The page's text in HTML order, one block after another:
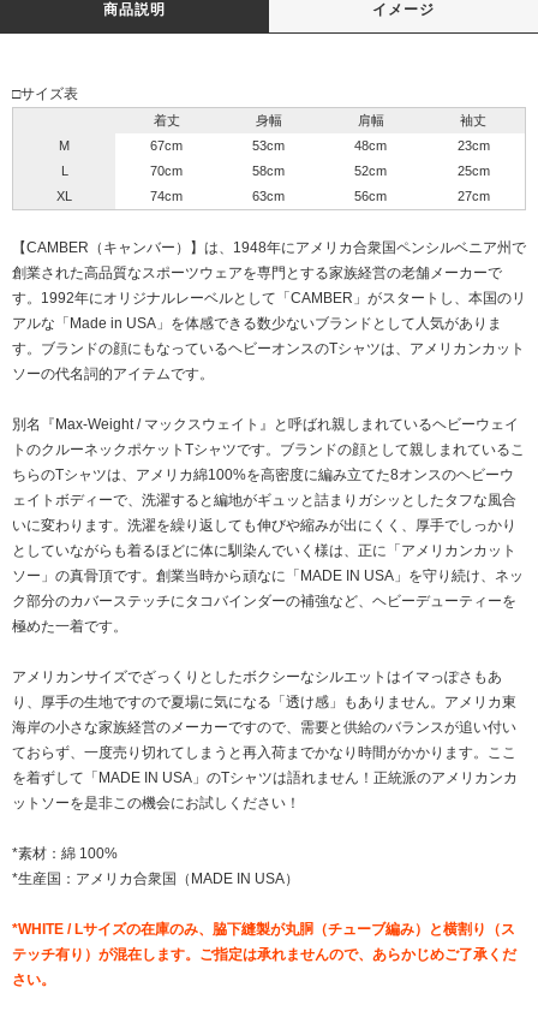
商品説明 イメージ
□サイズ表
着丈 身幅 肩幅
袖丈
M
67cm 53cm 48cm
23cm
L
70cm 58cm 52cm
25cm
XL
74cm 63cm 56cm 27cm
【CAMBER（キャンバー）】は、1948年にアメリカ合衆国ペンシルベニア州で
創業された高品質なスポーツウェアを専門とする家族経営の老舗メーカーで
す。1992年にオリジナルレーベルとして「CAMBER」がスタートし、本国のリ
アルな「Made in USA」を体感できる数少ないブランドとして人気がありま
す。ブランドの顔にもなっているヘビーオンスのTシャツは、アメリカンカット
ソーの代名詞的アイテムです。
別名『Max-Weight / マックスウェイト』と呼ばれ親しまれているヘビーウェイ
トのクルーネックポケットTシャツです。ブランドの顔として親しまれているこ
ちらのTシャツは、アメリカ綿100%を高密度に編み立てた8オンスのヘビーウ
ェイトボディーで、洗濯すると編地がギュッと詰まりガシッとしたタフな風合
いに変わります。洗濯を繰り返しても伸びや縮みが出にくく、厚手でしっかり
としていながらも着るほどに体に馴染んでいく様は、正に「アメリカンカット
ソー」の真骨頂です。創業当時から頑なに「MADE IN USA」を守り続け、ネッ
ク部分のカバーステッチにタコバインダーの補強など、ヘビーデューティーを
極めた一着です。
アメリカンサイズでざっくりとしたボクシーなシルエットはイマっぽさもあ
り、厚手の生地ですので夏場に気になる「透け感」もありません。アメリカ東
海岸の小さな家族経営のメーカーですので、需要と供給のバランスが追い付い
ておらず、一度売り切れてしまうと再入荷までかなり時間がかかります。ここ
を着ずして「MADE IN USA」のTシャツは語れません！正統派のアメリカンカ
ットソーを是非この機会にお試しください！
*素材：綿 100%
*生産国：アメリカ合衆国（MADE IN USA）
*WHITE / Lサイズの在庫のみ、脇下縫製が丸胴（チューブ編み）と横割り（ス
テッチ有り）が混在します。ご指定は承れませんので、あらかじめご了承くだ
さい。